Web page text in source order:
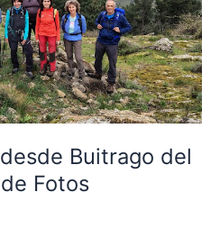
Buitrago del
Fotos